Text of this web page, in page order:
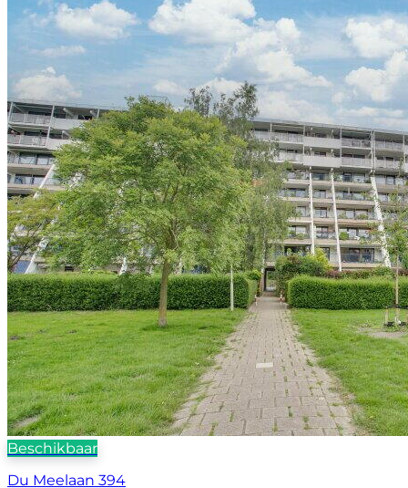
Beschikbaar
Du Meelaan 394